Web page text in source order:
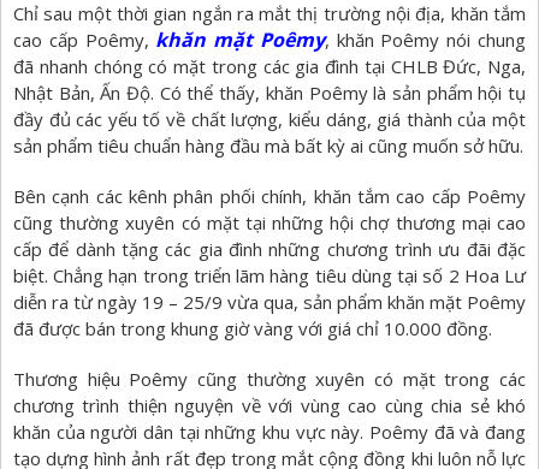
Chỉ sau một thời gian ngắn ra mắt thị trường nội địa, khăn tắm
cao cấp Poêmy, khăn mặt Poêmy, khăn Poêmy nói chung
đã nhanh chóng có mặt trong các gia đình tại CHLB Đức, Nga,
Nhật Bản, Ấn Độ. Có thể thấy, khăn Poêmy là sản phẩm hội tụ
đầy đủ các yếu tố về chất lượng, kiểu dáng, giá thành của một
sản phẩm tiêu chuẩn hàng đầu mà bất kỳ ai cũng muốn sở hữu.
Bên cạnh các kênh phân phối chính, khăn tắm cao cấp Poêmy
cũng thường xuyên có mặt tại những hội chợ thương mại cao
cấp để dành tặng các gia đình những chương trình ưu đãi đặc
biệt. Chẳng hạn trong triển lãm hàng tiêu dùng tại số 2 Hoa Lư
diễn ra từ ngày 19 – 25/9 vừa qua, sản phẩm khăn mặt Poêmy
đã được bán trong khung giờ vàng với giá chỉ 10.000 đồng.
Thương hiệu Poêmy cũng thường xuyên có mặt trong các
chương trình thiện nguyện về với vùng cao cùng chia sẻ khó
khăn của người dân tại những khu vực này. Poêmy đã và đang
tạo dựng hình ảnh rất đẹp trong mắt cộng đồng khi luôn nỗ lực